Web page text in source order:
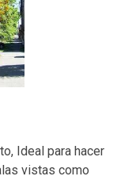
Ideal para hacer
vistas como